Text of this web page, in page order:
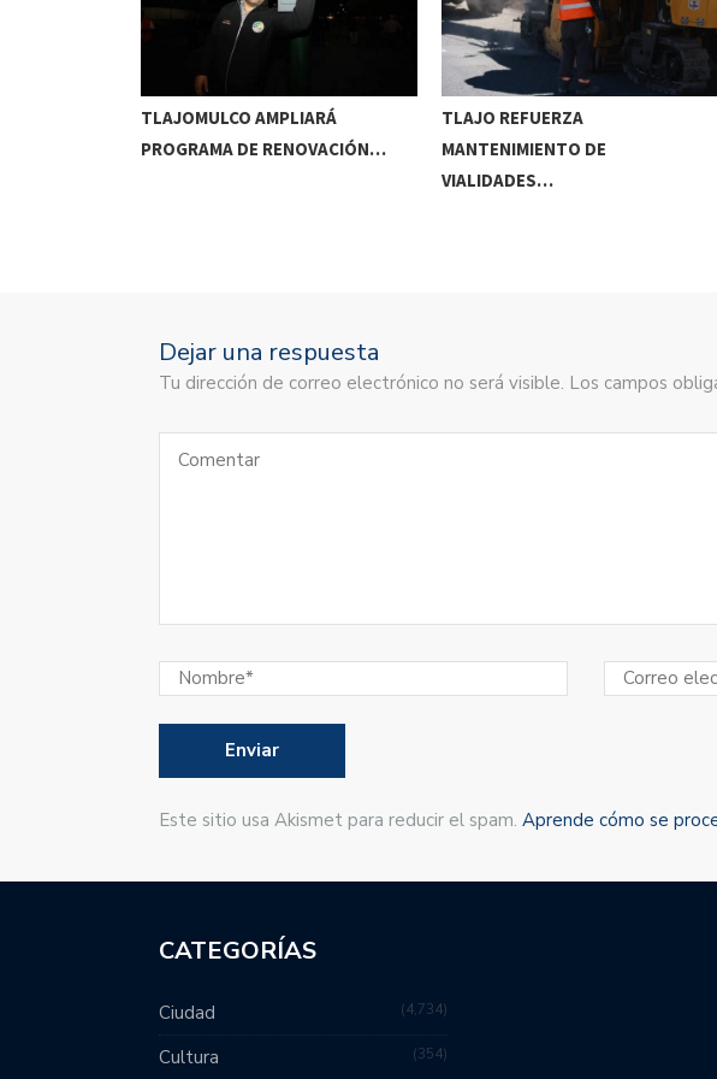
TLAJOMULCO AMPLIARÁ
PROGRAMA DE RENOVACIÓN…
TLAJO REFUERZA
MANTENIMIENTO DE
VIALIDADES…
Dejar una respuesta
Tu dirección de correo electrónico no será visible. Los campos
Este sitio usa Akismet para reducir el spam. Aprende cómo se
CATEGORÍAS
Ciudad 4,734
Cultura 354